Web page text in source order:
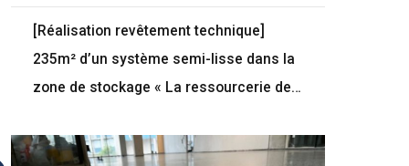
[Réalisation revêtement technique]
235m² d’un système semi-lisse dans la
zone de stockage « La ressourcerie de